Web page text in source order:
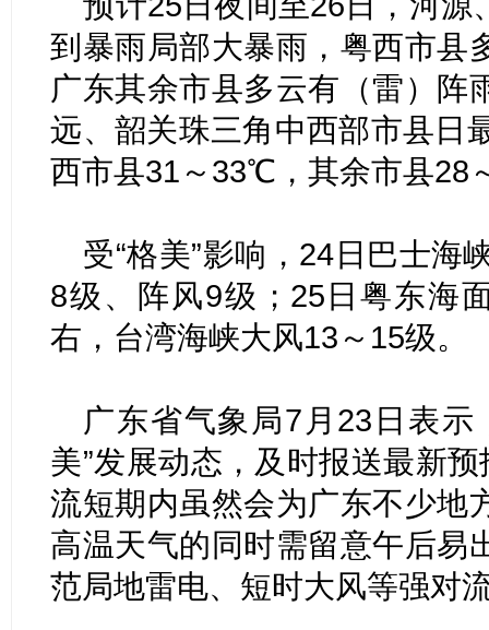
到暴雨局部大暴雨，粤西市县
广东其余市县多云有（雷）阵
远、韶关珠三角中西部市县日
西市县31～33℃，其余市县28
受“格美”影响，24日巴士海
8级、阵风9级；25日粤东海
右，台湾海峡大风13～15级。
广东省气象局7月23日表示
美”发展动态，及时报送最新
流短期内虽然会为广东不少地
高温天气的同时需留意午后易
范局地雷电、短时大风等强对